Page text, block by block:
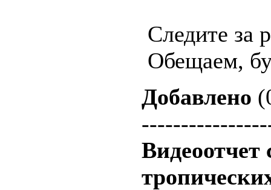
Следите за
Обещаем,
Добавлено
Видеоотчет